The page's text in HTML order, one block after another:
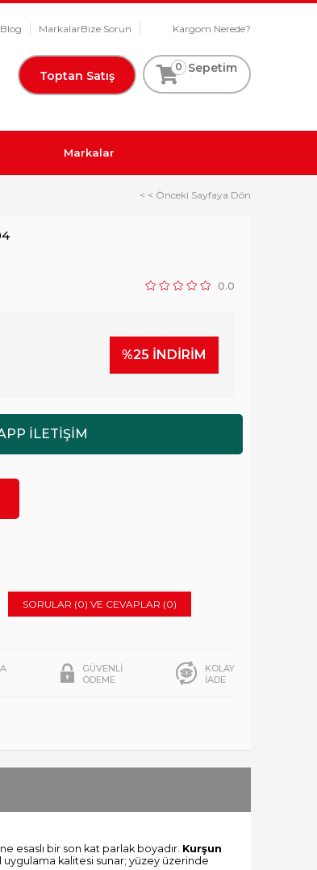
Blog MarkalarBize Sorun Kargom Nerede?
Sepetim
0
Toptan Satış
Markalar
< < Önceki Sayfaya Dön
0.0
%25 İNDIRIM
SORULAR (0) VE CEVAPLAR (0)
GÜVENLİ
ÖDEME
KOLAY
İADE
esaslı bir son kat parlak boyadır. Kurşun
uygulama kalitesi sunar; yüzey üzerinde